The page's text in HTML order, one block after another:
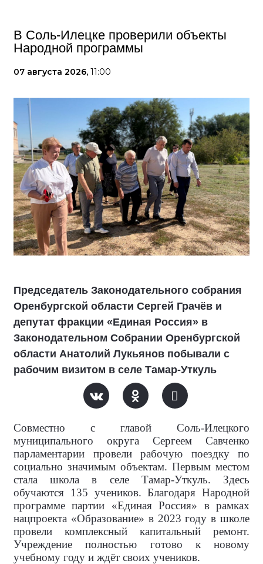
В Соль-Илецке проверили объекты
Народной программы
07 августа 2026, 11:00
Председатель Законодательного собрания
Оренбургской области Сергей Грачёв и
депутат фракции «Единая Россия» в
Законодательном Собрании Оренбургской
области Анатолий Лукьянов побывали с
рабочим визитом в селе Тамар-Уткуль
Совместно с главой Соль-Илецкого
муниципального округа Сергеем Савченко
парламентарии провели рабочую поездку по
социально значимым объектам. Первым местом
стала школа в селе Тамар-Уткуль. Здесь
обучаются 135 учеников. Благодаря Народной
программе партии «Единая Россия» в рамках
нацпроекта «Образование» в 2023 году в школе
провели комплексный капитальный ремонт.
Учреждение полностью готово к новому
учебному году и ждёт своих учеников.